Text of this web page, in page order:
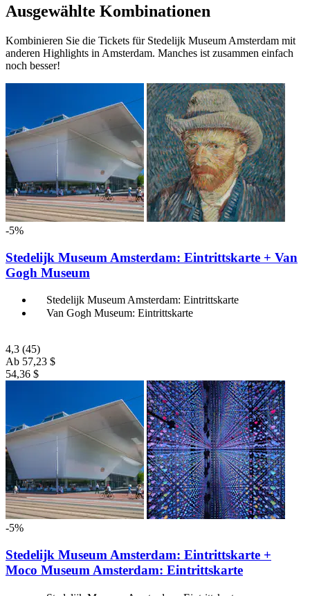
Ausgewählte Kombinationen
Kombinieren Sie die Tickets für Stedelijk Museum Amsterdam mit
anderen Highlights in Amsterdam. Manches ist zusammen einfach
noch besser!
-5%
Stedelijk Museum Amsterdam: Eintrittskarte + Van
Gogh Museum
Stedelijk Museum Amsterdam: Eintrittskarte
Van Gogh Museum: Eintrittskarte
4,3 (45)
Ab 57,23 $
54,36 $
-5%
Stedelijk Museum Amsterdam: Eintrittskarte +
Moco Museum Amsterdam: Eintrittskarte